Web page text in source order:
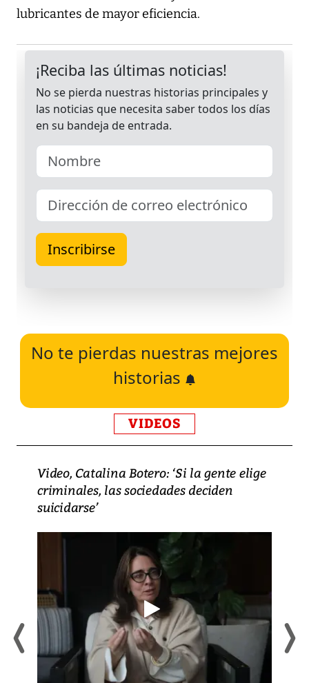
lubricantes de mayor eficiencia.
No te pierdas nuestras mejores
historias
VIDEOS
Video, Catalina Botero: ‘Si la gente elige
criminales, las sociedades deciden
suicidarse’